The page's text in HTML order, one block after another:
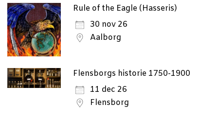
Rule of the Eagle (Hasseris)
30 nov 26
Aalborg
Flensborgs historie 1750-1900
11 dec 26
Flensborg